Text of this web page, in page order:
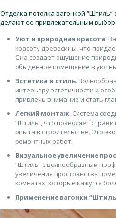
Отделка потолка вагонкой
делают ее привлекательным
Уют и природная красота.
красоту древесины, что
Она создает ощущение
обыденное помещение в
Эстетика и стиль.
интерьеру эстетичности и
привлечь внимание и стать
Легкий монтаж. Система
“Штиль”, что позволяет
опыта в строительстве. Это
ремонтных работ.
Визуальное увеличение
“Штиль” с волнообразным
увеличения пространства
комнатах, которые кажутся
Применение вагонки